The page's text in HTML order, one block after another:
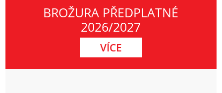
BROŽURA PŘEDPLATNÉ
2026/2027
VÍCE